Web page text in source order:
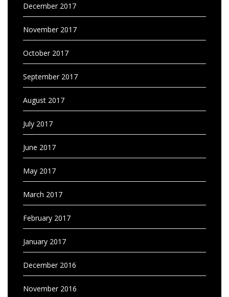
December 2017
November 2017
October 2017
September 2017
August 2017
July 2017
June 2017
May 2017
March 2017
February 2017
January 2017
December 2016
November 2016